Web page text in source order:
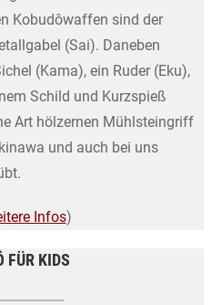
Kobudôwaffen sind der
(Sai). Daneben
(Kama), ein Ruder (Eku),
Schild und Kurzspieß
Art hölzernen Mühlsteingriff
und auch bei uns
Infos)
FÜR KIDS